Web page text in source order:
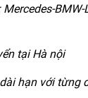
BMW-
tại Hà nội
hạn với từng